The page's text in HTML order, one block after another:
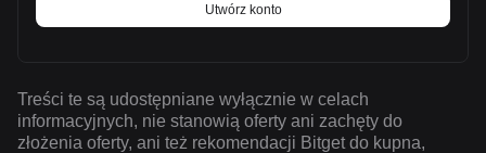
Utwórz konto
Treści te są udostępniane wyłącznie w celach
informacyjnych, nie stanowią oferty ani zachęty do
złożenia oferty, ani też rekomendacji Bitget do kupna,